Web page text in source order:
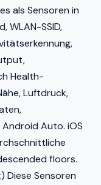
als Sensoren in
WLAN-SSID,
Health-
Luftdruck,
Auto. iOS
floors.
) Diese Sensoren